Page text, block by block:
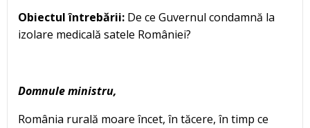
Obiectul întrebării: De ce Guvernul condamnă la
izolare medicală satele României?
Domnule ministru,
România rurală moare încet, în tăcere, în timp ce